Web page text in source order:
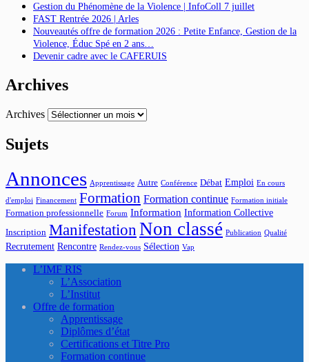
Gestion du Phénomène de la Violence | InfoColl 7 juillet
FAST Rentrée 2026 | Arles
Nouveautés offre de formation 2026 : Petite Enfance, Gestion de la
Violence, Éduc Spé en 2 ans…
Devenir cadre avec le CAFERUIS
Archives
Archives
Sujets
Annonces Apprentissage Autre Conférence Débat Emploi En cours
d'emploi Financement Formation Formation continue Formation initiale
Formation professionnelle Forum Information Information Collective
Inscription Manifestation Non classé Publication Qualité
Recrutement Rencontre Rendez-vous Sélection Vap
L’IMF RIS
L’Association
L’Institut
Offre de formation
Apprentissage
Diplômes d’état
Certifications et Titre Pro
Formation continue